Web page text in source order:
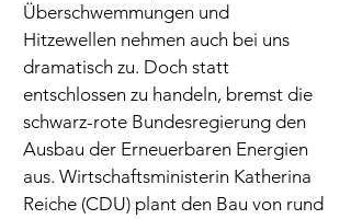
Überschwemmungen und
Hitzewellen nehmen auch bei uns
dramatisch zu. Doch statt
entschlossen zu handeln, bremst die
schwarz-rote Bundesregierung den
Ausbau der Erneuerbaren Energien
aus. Wirtschaftsministerin Katherina
Reiche (CDU) plant den Bau von rund